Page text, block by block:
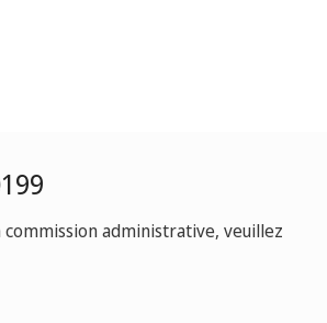
administrative, veuillez